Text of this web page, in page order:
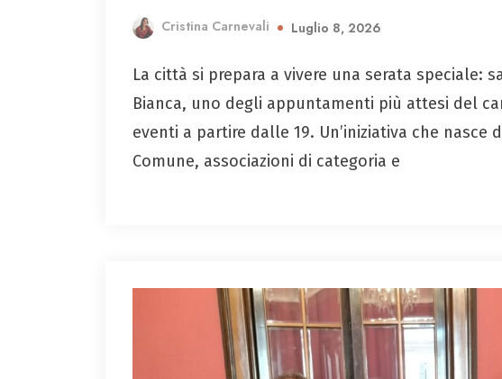
Cristina Carnevali Luglio 8, 2026
La città si prepara a vivere una serata speciale:
Bianca, uno degli appuntamenti più attesi del
eventi a partire dalle 19. Un’iniziativa che nasce
Comune, associazioni di categoria e